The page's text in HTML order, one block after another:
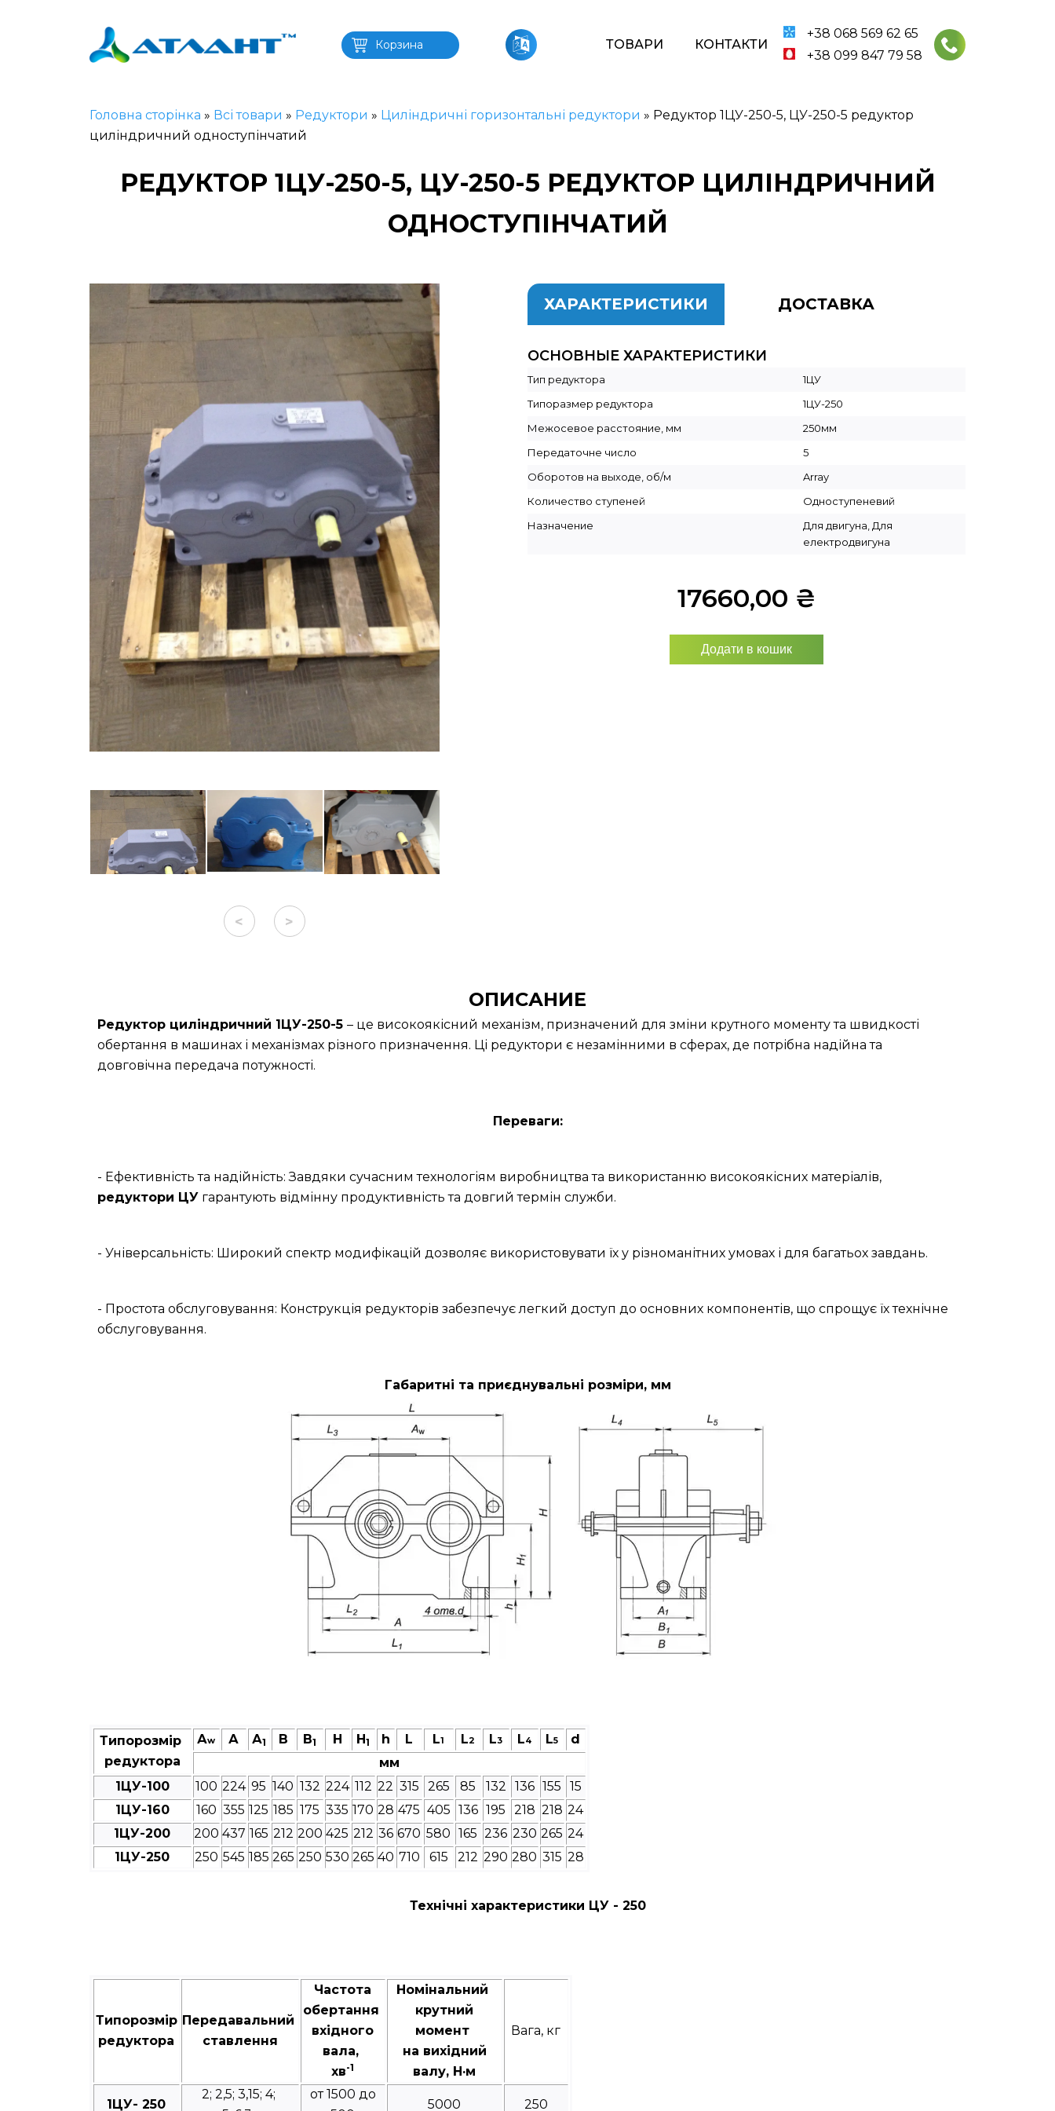
Корзина ТОВАРИ КОНТАКТИ
+38 068 569 62 65
+38 099 847 79 58
Головна сторінка » Всі товари » Редуктори » Циліндричні горизонтальні редуктори » Редуктор 1ЦУ-250-5, ЦУ-250-5 редуктор
циліндричний одноступінчатий
РЕДУКТОР 1ЦУ-250-5, ЦУ-250-5 РЕДУКТОР ЦИЛІНДРИЧНИЙ
ОДНОСТУПІНЧАТИЙ
< >
ХАРАКТЕРИСТИКИ ДОСТАВКА
ОСНОВНЫЕ ХАРАКТЕРИСТИКИ
Тип редуктора
1ЦУ
Типоразмер редуктора
1ЦУ-250
Межосевое расстояние, мм
250мм
Передаточне число
5
Оборотов на выходе, об/м
Array
Количество ступеней
Одноступеневий
Назначение
Для двигуна, Для
електродвигуна
17660,00 ₴
Додати в кошик
ОПИСАНИЕ
Редуктор циліндричний 1ЦУ-250-5 – це високоякісний механізм, призначений для зміни крутного моменту та швидкості
обертання в машинах і механізмах різного призначення. Ці редуктори є незамінними в сферах, де потрібна надійна та
довговічна передача потужності.
Переваги:
- Ефективність та надійність: Завдяки сучасним технологіям виробництва та використанню високоякісних матеріалів,
редуктори ЦУгарантують відмінну продуктивність та довгий термін служби.
- Універсальність: Широкий спектр модифікацій дозволяє використовувати їх у різноманітних умовах і для багатьох завдань.
- Простота обслуговування: Конструкція редукторів забезпечує легкий доступ до основних компонентів, що спрощує їх технічне
обслуговування.
Габаритні та приєднувальні розміри, мм
Типорозмір
редуктора
Аw А А1 В B1 Н H 1 h L L1 L2 L3 L4 L5
d
мм
1ЦУ-100
100 224 95 140 132 224 112 22 315 265 85 132 136 155
15
1ЦУ-160
160 355 125 185 175 335 170 28 475 405 136 195 218 218 24
1ЦУ-200
200 437 165 212 200 425 212 36 670 580 165 236 230 265 24
1ЦУ-250
250 545 185 265 250 530 265 40 710 615 212 290 280 315 28
Технічні характеристики ЦУ - 250
Типорозмір
редуктора
Передавальний
ставлення
Частота
обертання
вхідного
вала,
хв-1
Номінальний
крутний
момент
на вихідний
валу, Н·м
Вага, кг
1ЦУ- 250
2; 2,5; 3,15; 4;
от 1500 до
5000 250